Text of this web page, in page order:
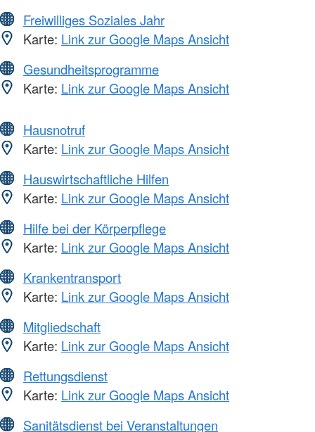
Freiwilliges Soziales Jahr
Karte: Link zur Google Maps Ansicht
Gesundheitsprogramme
Karte: Link zur Google Maps Ansicht
Hausnotruf
Karte: Link zur Google Maps Ansicht
Hauswirtschaftliche Hilfen
Karte: Link zur Google Maps Ansicht
Hilfe bei der Körperpflege
Karte: Link zur Google Maps Ansicht
Krankentransport
Karte: Link zur Google Maps Ansicht
Mitgliedschaft
Karte: Link zur Google Maps Ansicht
Rettungsdienst
Karte: Link zur Google Maps Ansicht
Sanitätsdienst bei Veranstaltungen